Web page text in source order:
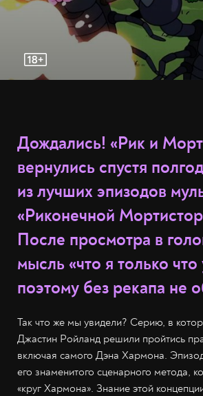
Дождались! «Рик и
вернулись спустя
из лучших эпизодов
«Риконечной
После просмотра в
мысль «что я только что
поэтому без рекапа не
Так что же мы увидели? Серию, в
Джастин Ройланд решили пройтись
включая самого Дэна Хармона.
его знаменитого сценарного метода,
«круг Хармона». Знание этой